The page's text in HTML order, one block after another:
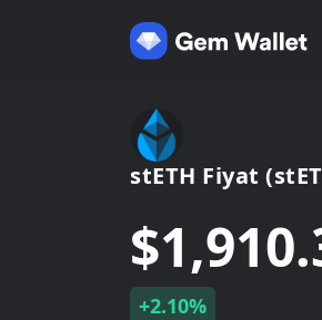
stETH Fiyat
+2.10%